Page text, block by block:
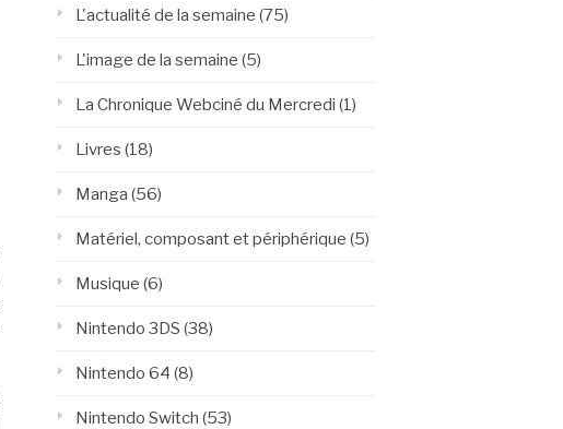
L'actualité de la semaine (75)
L'image de la semaine (5)
La Chronique Webciné du Mercredi (1)
Livres (18)
Manga (56)
Matériel, composant et périphérique (5)
Musique (6)
Nintendo 3DS (38)
Nintendo 64 (8)
Nintendo Switch (53)